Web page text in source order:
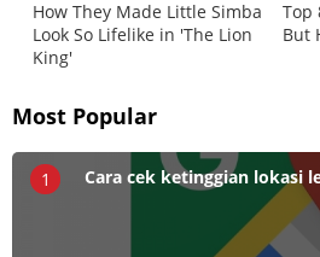
Most Popular
1 Cara cek ketinggian lokasi